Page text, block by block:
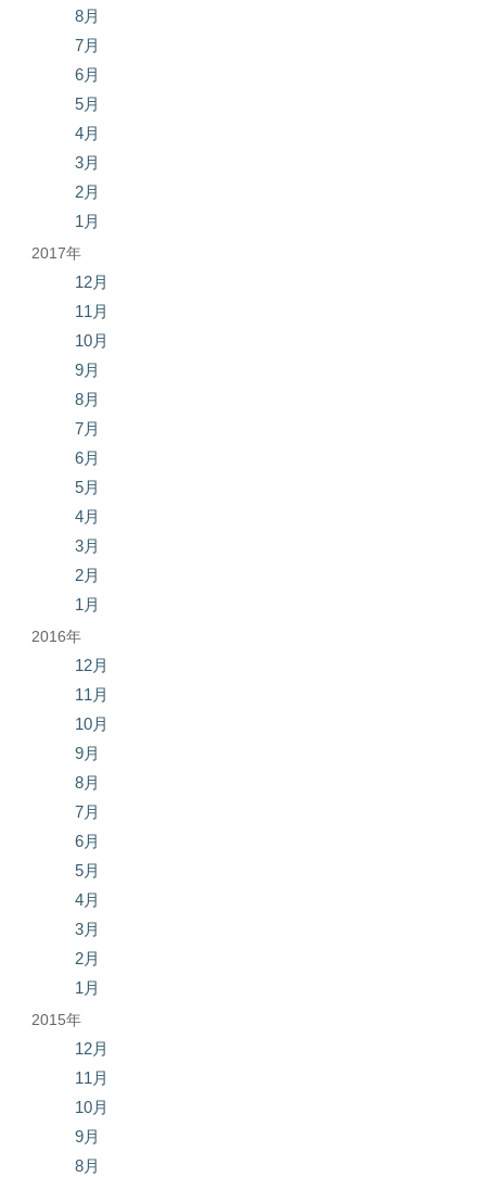
8月
7月
6月
5月
4月
3月
2月
1月
2017年
12月
11月
10月
9月
8月
7月
6月
5月
4月
3月
2月
1月
2016年
12月
11月
10月
9月
8月
7月
6月
5月
4月
3月
2月
1月
2015年
12月
11月
10月
9月
8月